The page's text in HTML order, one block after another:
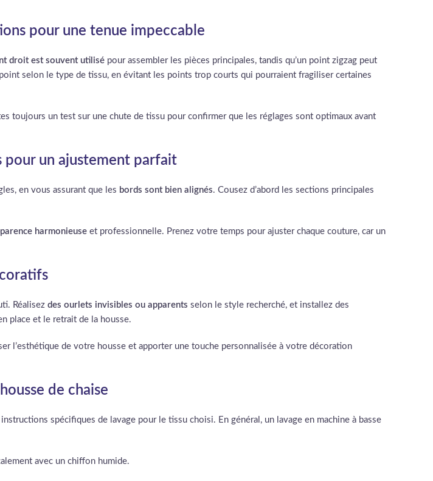
pour une tenue impeccable
droit est souvent utilisé pour assembler les pièces principales, tandis qu’un point zigzag peut
selon le type de tissu, en évitant les points trop courts qui pourraient fragiliser certaines
toujours un test sur une chute de tissu pour confirmer que les réglages sont optimaux avant
pour un ajustement parfait
en vous assurant que les bords sont bien alignés. Cousez d’abord les sections principales
harmonieuse et professionnelle. Prenez votre temps pour ajuster chaque couture, car un
Réalisez des ourlets invisibles ou apparents selon le style recherché, et installez des
place et le retrait de la housse.
l’esthétique de votre housse et apporter une touche personnalisée à votre décoration
de chaise
spécifiques de lavage pour le tissu choisi. En général, un lavage en machine à basse
avec un chiffon humide.